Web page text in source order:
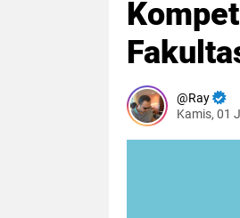
Ray
Kamis, 01